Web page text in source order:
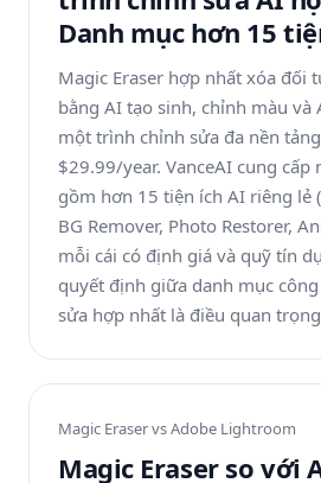
Danh mục hơn 15
Magic Eraser hợp nhất xóa đối
bằng AI tạo sinh, chỉnh màu và
một trình chỉnh sửa đa nền
$29.99/year. VanceAI cung cấp
gồm hơn 15 tiện ích AI riêng lẻ
BG Remover, Photo Restorer,
mỗi cái có định giá và quỹ tín
quyết định giữa danh mục
sửa hợp nhất là điều quan
Magic Eraser vsAdobe Lightroom
Magic Eraser so với